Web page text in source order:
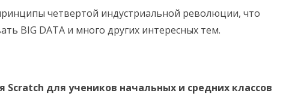
четвертой индустриальной революции, что
BIG DATA и много других интересных тем.
Scratch для учеников начальных и средних классов